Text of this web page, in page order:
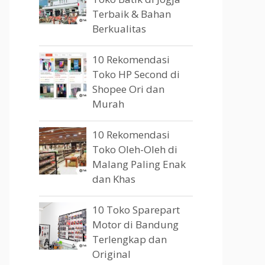
Terbaik & Bahan
Berkualitas
10 Rekomendasi
Toko HP Second di
Shopee Ori dan
Murah
10 Rekomendasi
Toko Oleh-Oleh di
Malang Paling Enak
dan Khas
10 Toko Sparepart
Motor di Bandung
Terlengkap dan
Original